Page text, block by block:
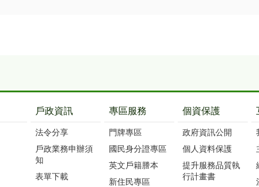
戶政資訊
法令分享
戶政業務申辦須
知
表單下載
專區服務
門牌專區
國民身分證專區
英文戶籍謄本
新住民專區
個資保護
政府資訊公開
個人資料保護
提升服務品質執
行計畫書